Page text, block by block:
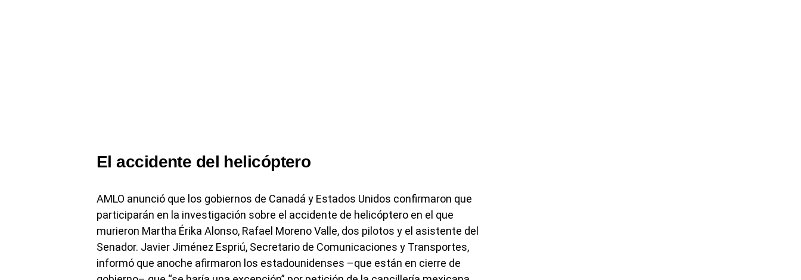
El accidente del helicóptero
AMLO anunció que los gobiernos de Canadá y Estados Unidos confirmaron que
participarán en la investigación sobre el accidente de helicóptero en el que
murieron Martha Érika Alonso, Rafael Moreno Valle, dos pilotos y el asistente del
Senador. Javier Jiménez Espriú, Secretario de Comunicaciones y Transportes,
informó que anoche afirmaron los estadounidenses –que están en cierre de